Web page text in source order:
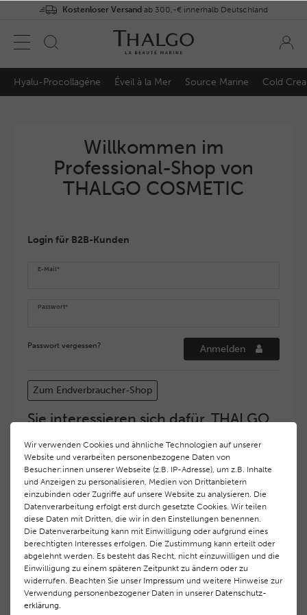
Kostenloser Versand ab 300,-€ innerhalb Deutschland
Hyalu-Procollagéne Éveil à la Mer Source Marine Cold
Willkommen im
Professional-Shop von
THALGO COSMETIC
Login für B2B-Kunden
E-Mail*
Passwort*
Passwort vergessen? Anmelden
Zum Endverbraucher-Shop
Sie interessieren sich dafür, THALGO
werden?
Hohe Servicequalität und ein exzellentes Markenimage
haben beiTHALGO COSMETICoberste Priorität.
Anspruchsvollen Endverbrauchern möchten wir ein
hohes Qualitätsniveau und gleichzeitig eine
überdurchschnittliche Behandlungs- und Serviceleistung
gewährleisten. Deshalb haben wir ein selektives
Vertriebssystem eingeführt. THALGO COSMETICPartner
werden auf diese Weise wirtschaftlich unterstützt,
während Endverbrauchern eine stets gleichbleibend hohe
Dienstleistungsqualität und ein innovatives Produkt- und
Wir verwenden Cookies und ähnliche Technologien auf unserer
Website und verarbeiten personenbezogene Daten von
Besucher:innen unserer Webseite (z.B. IP-Adresse), um z.B. Inhalte
und Anzeigen zu personalisieren, Medien von Drittanbietern
einzubinden oder Zugriffe auf unsere Website zu analysieren. Die
Datenverarbeitung erfolgt erst durch gesetzte Cookies. Wir teilen
diese Daten mit Dritten, die wir in den Einstellungen benennen.
Die Datenverarbeitung kann mit Einwilligung oder aufgrund eines
berechtigten Interesses erfolgen. Die Zustimmung kann erteilt oder
abgelehnt werden. Es besteht das Recht, nicht einzuwilligen und die
Einwilligung zu einem späteren Zeitpunkt zu ändern oder zu
widerrufen. Beachten Sie unser Impressum und weitere Hinweise zur
Verwendung personenbezogener Daten in unserer Daten­schutz­
erklärung.